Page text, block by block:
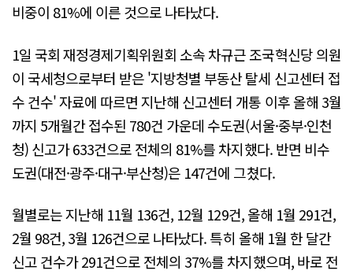
비중이 81%에 이른 것으로 나타났다.
1일 국회 재정경제기획위원회 소속 차규근 조국혁신당 의원
이 국세청으로부터 받은 '지방청별 부동산 탈세 신고센터 접
수 건수' 자료에 따르면 지난해 신고센터 개통 이후 올해 3월
까지 5개월간 접수된 780건 가운데 수도권(서울·중부·인천
청) 신고가 633건으로 전체의 81%를 차지했다. 반면 비수
도권(대전·광주·대구·부산청)은 147건에 그쳤다.
월별로는 지난해 11월 136건, 12월 129건, 올해 1월 291건,
2월 98건, 3월 126건으로 나타났다. 특히 올해 1월 한 달간
신고 건수가 291건으로 전체의 37%를 차지했으며, 바로 전